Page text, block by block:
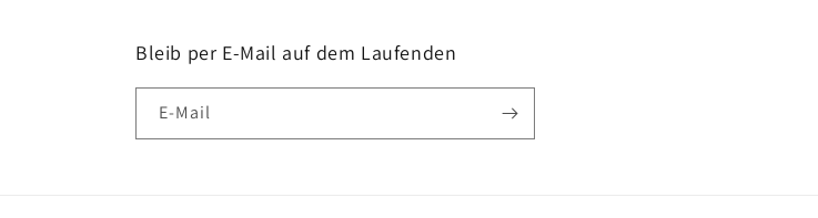
Bleib per E-Mail auf dem Laufenden
E-Mail